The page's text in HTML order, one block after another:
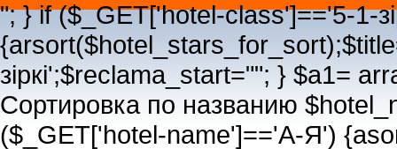
"; } if ($_GET['hotel-class']=='5-1-
зіркі';$reclama_start=""; } $a1=
Сортировка по названию
($_GET['hotel-name']=='А-Я')